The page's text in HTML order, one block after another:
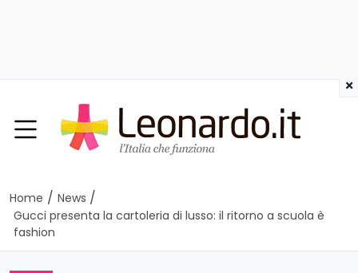
Home / News /
Gucci presenta la cartoleria di lusso: il ritorno a scuola è
fashion
×